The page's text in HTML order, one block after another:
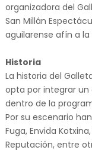
organizadora del
San Millán
aguilarense afín a
Historia
La historia del
opta por integrar
dentro de la
Por su escenario
Fuga, Envida
Reputación, entre